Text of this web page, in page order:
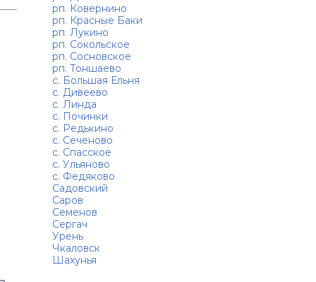
рп. Ковернино
рп. Красные Баки
рп. Лукино
рп. Сокольское
рп. Сосновское
рп. Тоншаево
с. Большая Ельня
с. Дивеево
с. Линда
с. Починки
с. Редькино
с. Сеченово
с. Спасское
с. Ульяново
с. Федяково
Садовский
Саров
Семенов
Сергач
Урень
Чкаловск
Шахунья